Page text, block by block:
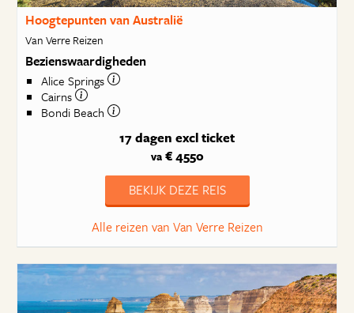
Hoogtepunten van Australië
Van Verre Reizen
Bezienswaardigheden
Alice Springs
Cairns
Bondi Beach
17 dagen excl ticket
va€ 4550
BEKIJK DEZE REIS
Alle reizen van Van Verre Reizen